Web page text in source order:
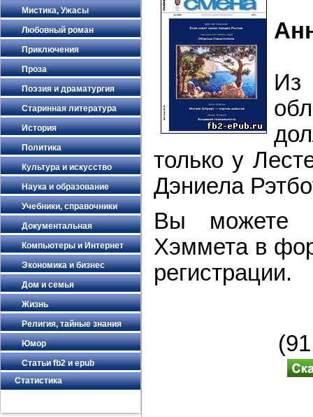
Мистика, Ужасы
Любовный роман
Приключения
Проза
Поэзия и драматургия
Старинная литература
История
Политика
Культура и искусство
Наука и образование
Учебники, справочники
Документальная
Компьютеры и Интернет
Экономика и бизнес
Дом и семья
Жизнь
Религия, тайные знания
Юмор
Статьи fb2 и epub
Статистика
Из
только у
Дэниела
Вы можете
Хэммета в
регистрации.